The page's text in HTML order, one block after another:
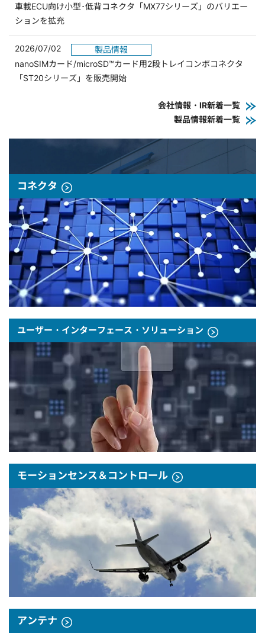
車載ECU向け小型･低背コネクタ「MX77シリーズ」のバリエー
ションを拡充
2026/07/02
製品情報
nanoSIMカード/microSD™カード用2段トレイコンボコネクタ
「ST20シリーズ」を販売開始
会社情報・IR新着一覧
製品情報新着一覧
コネクタ
ユーザー・インターフェース・ソリューション
モーションセンス＆コントロール
アンテナ